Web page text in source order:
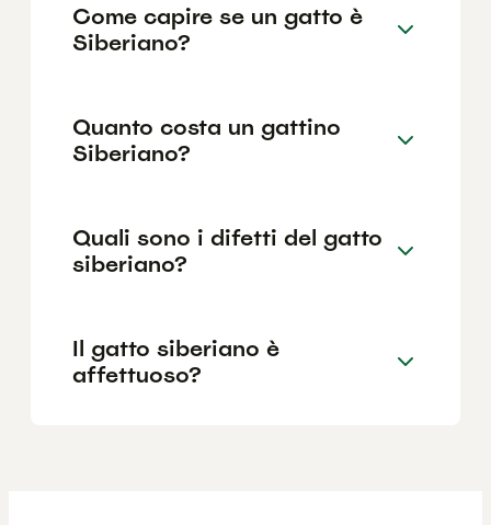
Come capire se un gatto è
Siberiano?
Quanto costa un gattino
Siberiano?
Quali sono i difetti del gatto
siberiano?
Il gatto siberiano è
affettuoso?